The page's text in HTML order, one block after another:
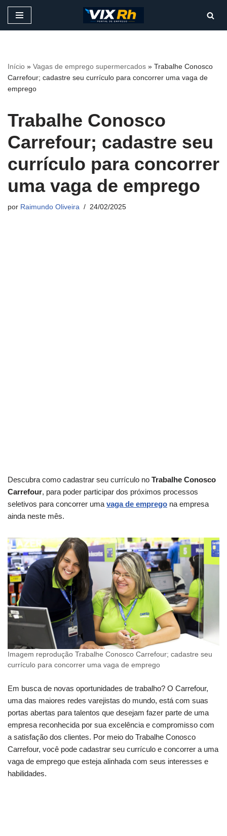
conteúdo
Início » Vagas de emprego supermercados » Trabalhe Conosco
Carrefour; cadastre seu currículo para concorrer uma vaga de
emprego
Trabalhe Conosco
Carrefour; cadastre seu
currículo para concorrer
uma vaga de emprego
por Raimundo Oliveira 24/02/2025
Descubra como cadastrar seu currículo no Trabalhe Conosco
Carrefour, para poder participar dos próximos processos
seletivos para concorrer uma vaga de emprego na empresa
ainda neste mês.
Imagem reprodução Trabalhe Conosco Carrefour; cadastre seu
currículo para concorrer uma vaga de emprego
Em busca de novas oportunidades de trabalho? O Carrefour,
uma das maiores redes varejistas do mundo, está com suas
portas abertas para talentos que desejam fazer parte de uma
empresa reconhecida por sua excelência e compromisso com
a satisfação dos clientes. Por meio do Trabalhe Conosco
Carrefour, você pode cadastrar seu currículo e concorrer a uma
vaga de emprego que esteja alinhada com seus interesses e
habilidades.